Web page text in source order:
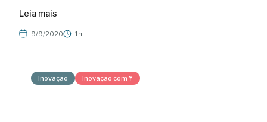
Leia mais
9/9/2020 1h
Inovação Inovação com Y